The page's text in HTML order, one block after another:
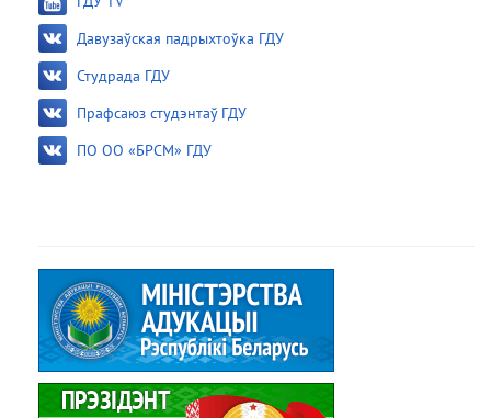
Давузаўская падрыхтоўка ГДУ
Студрада ГДУ
Прафсаюз студэнтаў ГДУ
ПО ОО «БРСМ» ГДУ